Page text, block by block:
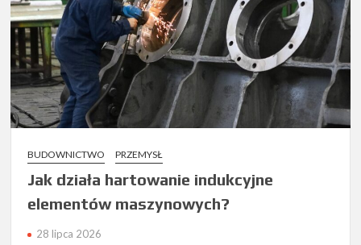
BUDOWNICTWO PRZEMYSŁ
Jak działa hartowanie indukcyjne
elementów maszynowych?
28 lipca 2026